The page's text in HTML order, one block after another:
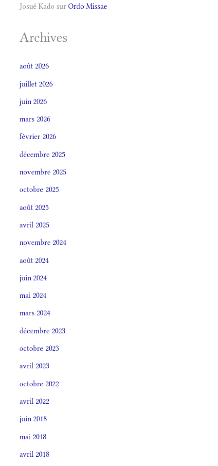
Josué Kado sur Ordo Missae
Archives
août 2026
juillet 2026
juin 2026
mars 2026
février 2026
décembre 2025
novembre 2025
octobre 2025
août 2025
avril 2025
novembre 2024
août 2024
juin 2024
mai 2024
mars 2024
décembre 2023
octobre 2023
avril 2023
octobre 2022
avril 2022
juin 2018
mai 2018
avril 2018